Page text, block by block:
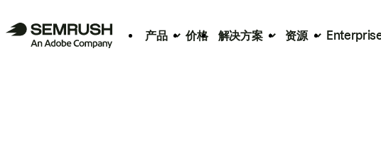
产品 价格 解决方案 资源